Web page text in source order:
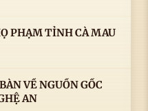
PHẠM TỈNH CÀ MAU
VỀ NGUỒN GỐC
AN